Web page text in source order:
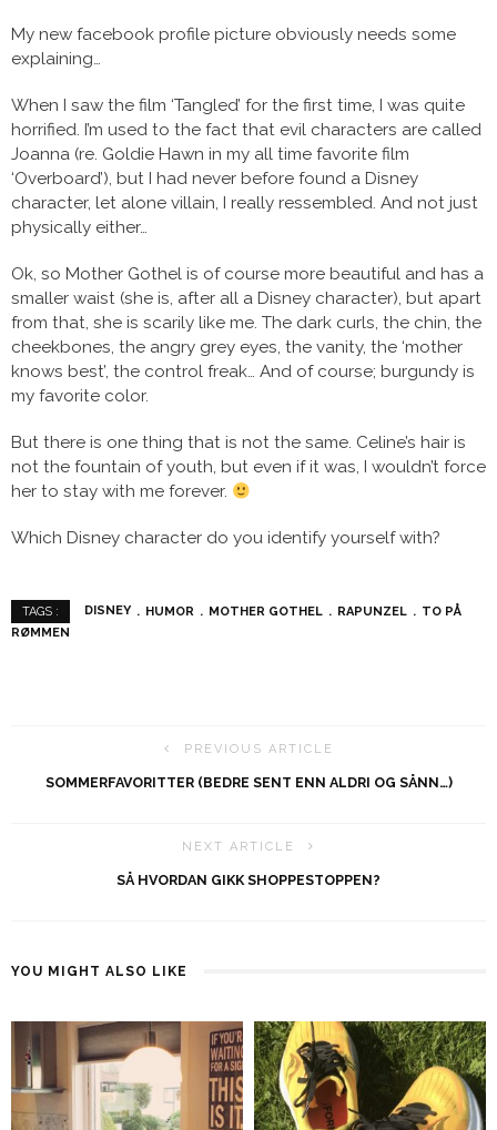
My new facebook profile picture obviously needs some
explaining…
When I saw the film ‘Tangled’ for the first time, I was quite
horrified. I’m used to the fact that evil characters are called
Joanna (re. Goldie Hawn in my all time favorite film
‘Overboard’), but I had never before found a Disney
character, let alone villain, I really ressembled. And not just
physically either…
Ok, so Mother Gothel is of course more beautiful and has a
smaller waist (she is, after all a Disney character), but apart
from that, she is scarily like me. The dark curls, the chin, the
cheekbones, the angry grey eyes, the vanity, the ‘mother
knows best’, the control freak… And of course; burgundy is
my favorite color.
But there is one thing that is not the same. Celine’s hair is
not the fountain of youth, but even if it was, I wouldn’t force
her to stay with me forever.
Which Disney character do you identify yourself with?
TAGS : DISNEY HUMOR MOTHER GOTHEL RAPUNZEL
TO PÅ
RØMMEN
PREVIOUS ARTICLE
SOMMERFAVORITTER (BEDRE SENT ENN ALDRI OG SÅNN…)
NEXT ARTICLE
SÅ HVORDAN GIKK SHOPPESTOPPEN?
YOU MIGHT ALSO LIKE